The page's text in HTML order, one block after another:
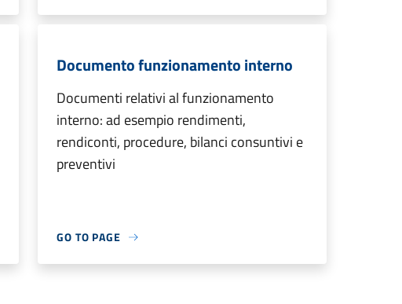
Documento funzionamento interno
Documenti relativi al funzionamento
interno: ad esempio rendimenti,
rendiconti, procedure, bilanci consuntivi e
preventivi
GO TO PAGE